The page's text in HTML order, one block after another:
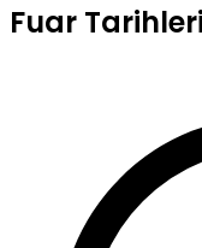
Fuar Tarihleri